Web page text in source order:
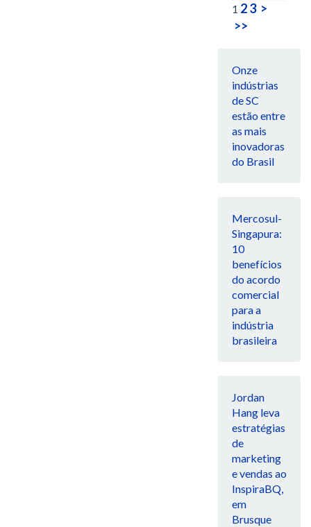
1 23 >
>>
Onze
indústrias
de SC
estão entre
as mais
inovadoras
do Brasil
Mercosul-
Singapura:
10
benefícios
do acordo
comercial
para a
indústria
brasileira
Jordan
Hang leva
estratégias
de
marketing
e vendas ao
InspiraBQ,
em
Brusque